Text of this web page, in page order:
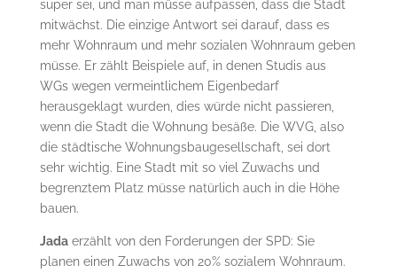
super sei, und man müsse aufpassen, dass die Stadt
mitwächst. Die einzige Antwort sei darauf, dass es
mehr Wohnraum und mehr sozialen Wohnraum geben
müsse. Er zählt Beispiele auf, in denen Studis aus
WGs wegen vermeintlichem Eigenbedarf
herausgeklagt wurden, dies würde nicht passieren,
wenn die Stadt die Wohnung besäße. Die WVG, also
die städtische Wohnungsbaugesellschaft, sei dort
sehr wichtig. Eine Stadt mit so viel Zuwachs und
begrenztem Platz müsse natürlich auch in die Höhe
bauen.
Jadaerzählt von den Forderungen der SPD: Sie
planen einen Zuwachs von 20% sozialem Wohnraum.